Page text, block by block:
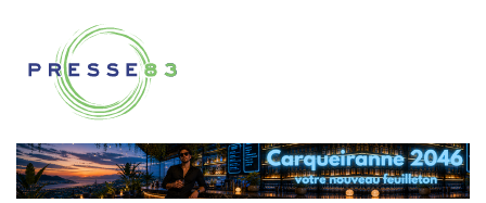
contenu
Presse 83